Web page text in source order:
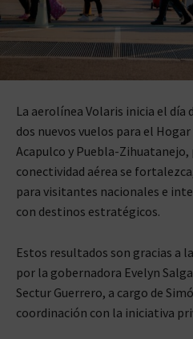
La aerolínea Volaris inicia el día
dos nuevos vuelos para el
Acapulco y Puebla-
conectividad aérea se
para visitantes nacionales e
con destinos estratégicos.
Estos resultados son gracias a
por la gobernadora Evelyn
Sectur Guerrero, a cargo de
coordinación con la iniciativa